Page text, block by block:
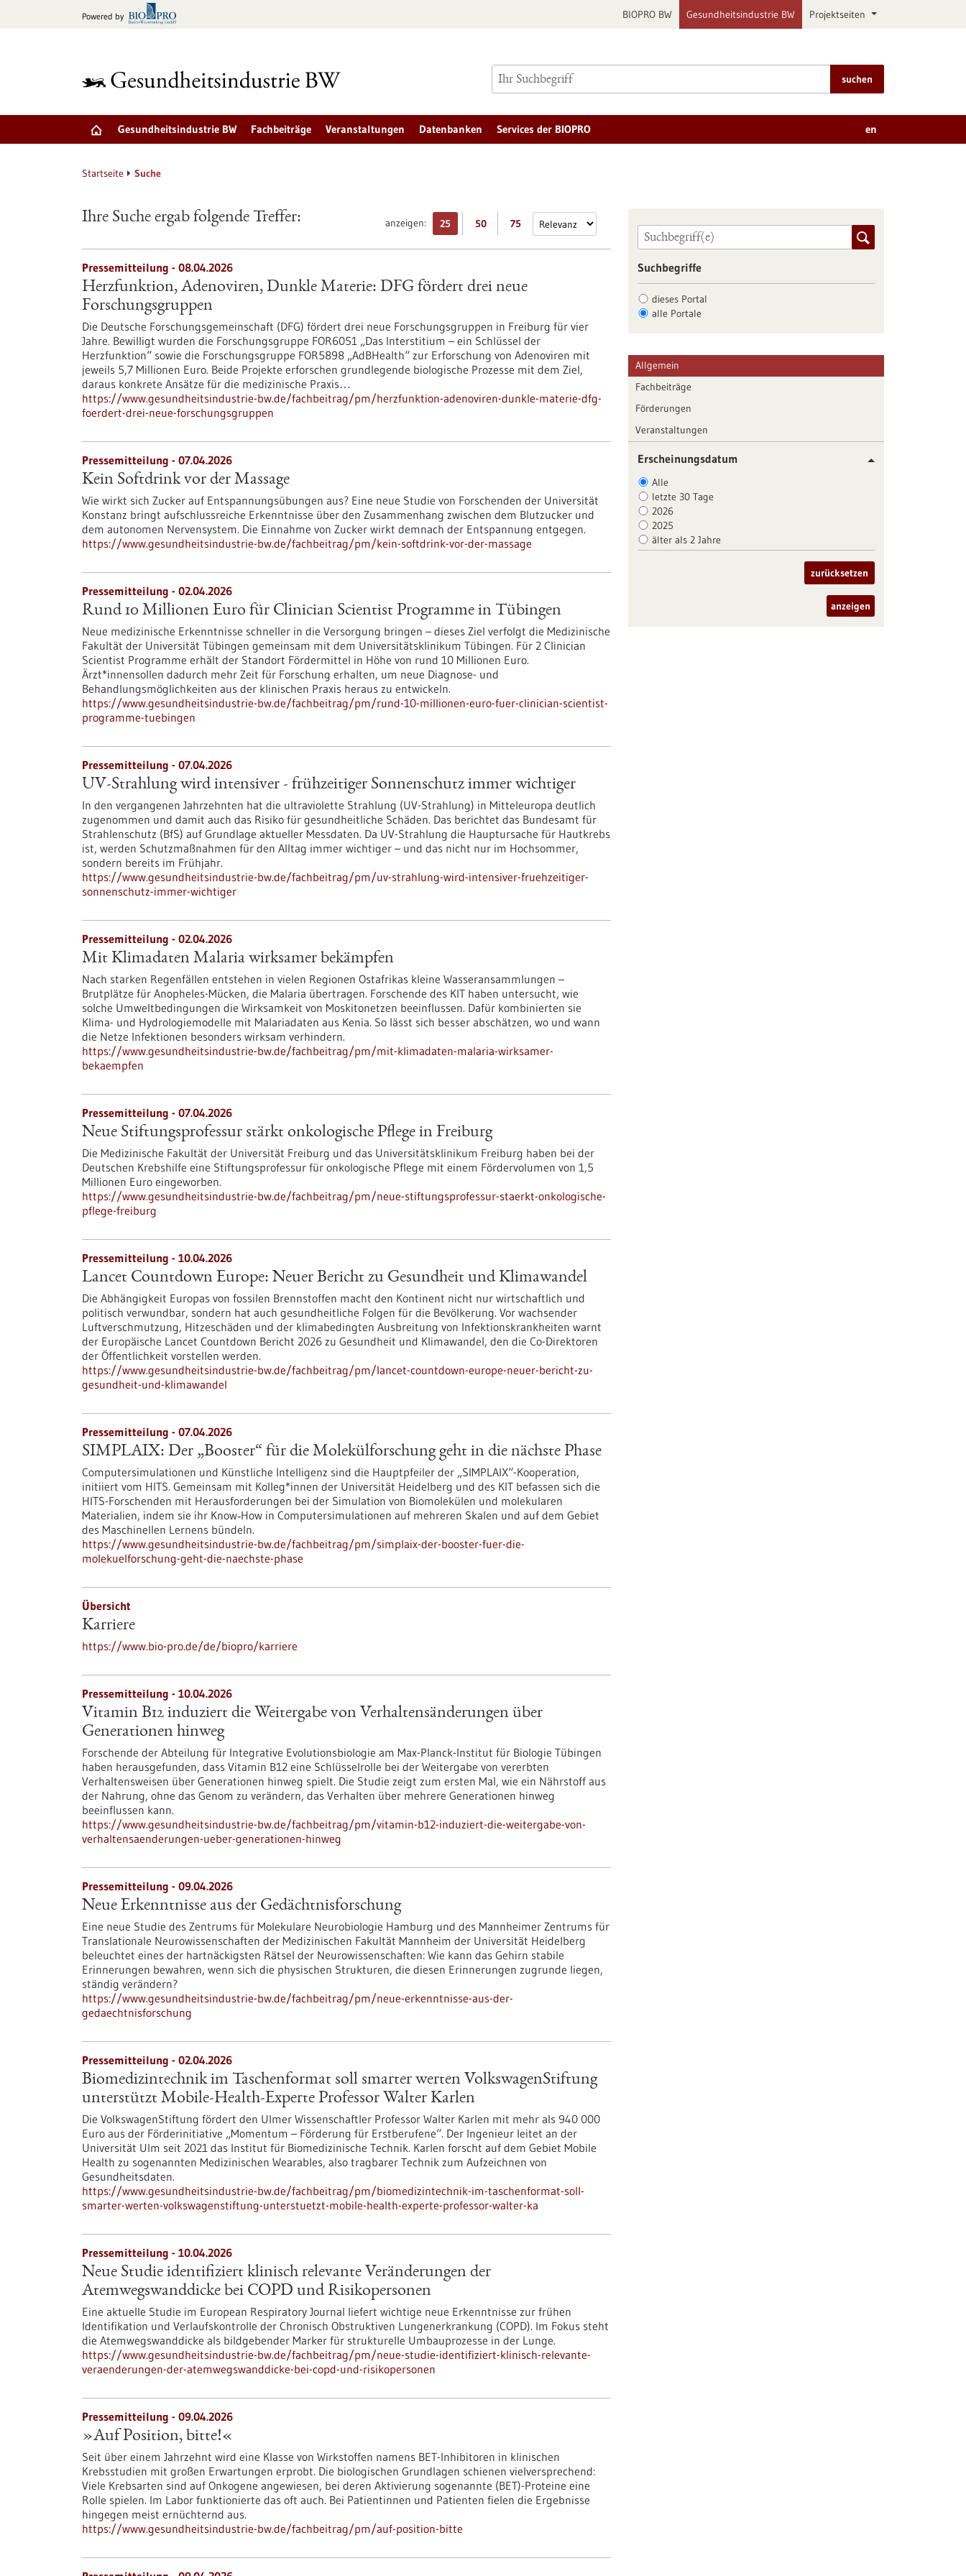
Powered by BIOPRO BW Gesundheitsindustrie BW Projektseiten
suchen
Gesundheitsindustrie BW Fachbeiträge Veranstaltungen Datenbanken Services der BIOPRO en
Startseite Suche
anzeigen: 25 50 75
Ihre Suche ergab folgende Treffer:
Pressemitteilung - 08.04.2026
Herzfunktion, Adenoviren, Dunkle Materie: DFG fördert drei neue
Forschungsgruppen
Die Deutsche Forschungsgemeinschaft (DFG) fördert drei neue Forschungsgruppen in Freiburg für vier
Jahre. Bewilligt wurden die Forschungsgruppe FOR6051 „Das Interstitium – ein Schlüssel der
Herzfunktion“ sowie die Forschungsgruppe FOR5898 „AdBHealth“ zur Erforschung von Adenoviren mit
jeweils 5,7 Millionen Euro. Beide Projekte erforschen grundlegende biologische Prozesse mit dem Ziel,
daraus konkrete Ansätze für die medizinische Praxis…
https://www.gesundheitsindustrie-bw.de/fachbeitrag/pm/herzfunktion-adenoviren-dunkle-materie-dfg-
foerdert-drei-neue-forschungsgruppen
Pressemitteilung - 07.04.2026
Kein Softdrink vor der Massage
Wie wirkt sich Zucker auf Entspannungsübungen aus? Eine neue Studie von Forschenden der Universität
Konstanz bringt aufschlussreiche Erkenntnisse über den Zusammenhang zwischen dem Blutzucker und
dem autonomen Nervensystem. Die Einnahme von Zucker wirkt demnach der Entspannung entgegen.
https://www.gesundheitsindustrie-bw.de/fachbeitrag/pm/kein-softdrink-vor-der-massage
Pressemitteilung - 02.04.2026
Rund 10 Millionen Euro für Clinician Scientist Programme in Tübingen
Neue medizinische Erkenntnisse schneller in die Versorgung bringen – dieses Ziel verfolgt die Medizinische
Fakultät der Universität Tübingen gemeinsam mit dem Universitätsklinikum Tübingen. Für 2 Clinician
Scientist Programme erhält der Standort Fördermittel in Höhe von rund 10 Millionen Euro.
Ärzt*innensollen dadurch mehr Zeit für Forschung erhalten, um neue Diagnose- und
Behandlungsmöglichkeiten aus der klinischen Praxis heraus zu entwickeln.
https://www.gesundheitsindustrie-bw.de/fachbeitrag/pm/rund-10-millionen-euro-fuer-clinician-scientist-
programme-tuebingen
Pressemitteilung - 07.04.2026
UV-Strahlung wird intensiver - frühzeitiger Sonnenschutz immer wichtiger
In den vergangenen Jahrzehnten hat die ultraviolette Strahlung (UV-Strahlung) in Mitteleuropa deutlich
zugenommen und damit auch das Risiko für gesundheitliche Schäden. Das berichtet das Bundesamt für
Strahlenschutz (BfS) auf Grundlage aktueller Messdaten. Da UV-Strahlung die Hauptursache für Hautkrebs
ist, werden Schutzmaßnahmen für den Alltag immer wichtiger – und das nicht nur im Hochsommer,
sondern bereits im Frühjahr.
https://www.gesundheitsindustrie-bw.de/fachbeitrag/pm/uv-strahlung-wird-intensiver-fruehzeitiger-
sonnenschutz-immer-wichtiger
Pressemitteilung - 02.04.2026
Mit Klimadaten Malaria wirksamer bekämpfen
Nach starken Regenfällen entstehen in vielen Regionen Ostafrikas kleine Wasseransammlungen –
Brutplätze für Anopheles-Mücken, die Malaria übertragen. Forschende des KIT haben untersucht, wie
solche Umweltbedingungen die Wirksamkeit von Moskitonetzen beeinflussen. Dafür kombinierten sie
Klima- und Hydrologiemodelle mit Malariadaten aus Kenia. So lässt sich besser abschätzen, wo und wann
die Netze Infektionen besonders wirksam verhindern.
https://www.gesundheitsindustrie-bw.de/fachbeitrag/pm/mit-klimadaten-malaria-wirksamer-
bekaempfen
Pressemitteilung - 07.04.2026
Neue Stiftungsprofessur stärkt onkologische Pflege in Freiburg
Die Medizinische Fakultät der Universität Freiburg und das Universitätsklinikum Freiburg haben bei der
Deutschen Krebshilfe eine Stiftungsprofessur für onkologische Pflege mit einem Fördervolumen von 1,5
Millionen Euro eingeworben.
https://www.gesundheitsindustrie-bw.de/fachbeitrag/pm/neue-stiftungsprofessur-staerkt-onkologische-
pflege-freiburg
Pressemitteilung - 10.04.2026
Lancet Countdown Europe: Neuer Bericht zu Gesundheit und Klimawandel
Die Abhängigkeit Europas von fossilen Brennstoffen macht den Kontinent nicht nur wirtschaftlich und
politisch verwundbar, sondern hat auch gesundheitliche Folgen für die Bevölkerung. Vor wachsender
Luftverschmutzung, Hitzeschäden und der klimabedingten Ausbreitung von Infektionskrankheiten warnt
der Europäische Lancet Countdown Bericht 2026 zu Gesundheit und Klimawandel, den die Co-Direktoren
der Öffentlichkeit vorstellen werden.
https://www.gesundheitsindustrie-bw.de/fachbeitrag/pm/lancet-countdown-europe-neuer-bericht-zu-
gesundheit-und-klimawandel
Pressemitteilung - 07.04.2026
SIMPLAIX: Der „Booster“ für die Molekülforschung geht in die nächste Phase
Computersimulationen und Künstliche Intelligenz sind die Hauptpfeiler der „SIMPLAIX“-Kooperation,
initiiert vom HITS. Gemeinsam mit Kolleg*innen der Universität Heidelberg und des KIT befassen sich die
HITS-Forschenden mit Herausforderungen bei der Simulation von Biomolekülen und molekularen
Materialien, indem sie ihr Know‑How in Computersimulationen auf mehreren Skalen und auf dem Gebiet
des Maschinellen Lernens bündeln.
https://www.gesundheitsindustrie-bw.de/fachbeitrag/pm/simplaix-der-booster-fuer-die-
molekuelforschung-geht-die-naechste-phase
Übersicht
Karriere
https://www.bio-pro.de/de/biopro/karriere
Pressemitteilung - 10.04.2026
Vitamin B12 induziert die Weitergabe von Verhaltensänderungen über
Generationen hinweg
Forschende der Abteilung für Integrative Evolutionsbiologie am Max-Planck-Institut für Biologie Tübingen
haben herausgefunden, dass Vitamin B12 eine Schlüsselrolle bei der Weitergabe von vererbten
Verhaltensweisen über Generationen hinweg spielt. Die Studie zeigt zum ersten Mal, wie ein Nährstoff aus
der Nahrung, ohne das Genom zu verändern, das Verhalten über mehrere Generationen hinweg
beeinflussen kann.
https://www.gesundheitsindustrie-bw.de/fachbeitrag/pm/vitamin-b12-induziert-die-weitergabe-von-
verhaltensaenderungen-ueber-generationen-hinweg
Pressemitteilung - 09.04.2026
Neue Erkenntnisse aus der Gedächtnisforschung
Eine neue Studie des Zentrums für Molekulare Neurobiologie Hamburg und des Mannheimer Zentrums für
Translationale Neurowissenschaften der Medizinischen Fakultät Mannheim der Universität Heidelberg
beleuchtet eines der hartnäckigsten Rätsel der Neurowissenschaften: Wie kann das Gehirn stabile
Erinnerungen bewahren, wenn sich die physischen Strukturen, die diesen Erinnerungen zugrunde liegen,
ständig verändern?
https://www.gesundheitsindustrie-bw.de/fachbeitrag/pm/neue-erkenntnisse-aus-der-
gedaechtnisforschung
Pressemitteilung - 02.04.2026
Biomedizintechnik im Taschenformat soll smarter werten VolkswagenStiftung
unterstützt Mobile-Health-Experte Professor Walter Karlen
Die VolkswagenStiftung fördert den Ulmer Wissenschaftler Professor Walter Karlen mit mehr als 940 000
Euro aus der Förderinitiative „Momentum – Förderung für Erstberufene“. Der Ingenieur leitet an der
Universität Ulm seit 2021 das Institut für Biomedizinische Technik. Karlen forscht auf dem Gebiet Mobile
Health zu sogenannten Medizinischen Wearables, also tragbarer Technik zum Aufzeichnen von
Gesundheitsdaten.
https://www.gesundheitsindustrie-bw.de/fachbeitrag/pm/biomedizintechnik-im-taschenformat-soll-
smarter-werten-volkswagenstiftung-unterstuetzt-mobile-health-experte-professor-walter-ka
Pressemitteilung - 10.04.2026
Neue Studie identifiziert klinisch relevante Veränderungen der
Atemwegswanddicke bei COPD und Risikopersonen
Eine aktuelle Studie im European Respiratory Journal liefert wichtige neue Erkenntnisse zur frühen
Identifikation und Verlaufskontrolle der Chronisch Obstruktiven Lungenerkrankung (COPD). Im Fokus steht
die Atemwegswanddicke als bildgebender Marker für strukturelle Umbauprozesse in der Lunge.
https://www.gesundheitsindustrie-bw.de/fachbeitrag/pm/neue-studie-identifiziert-klinisch-relevante-
veraenderungen-der-atemwegswanddicke-bei-copd-und-risikopersonen
Pressemitteilung - 09.04.2026
»Auf Position, bitte!«
Seit über einem Jahrzehnt wird eine Klasse von Wirkstoffen namens BET-Inhibitoren in klinischen
Krebsstudien mit großen Erwartungen erprobt. Die biologischen Grundlagen schienen vielversprechend:
Viele Krebsarten sind auf Onkogene angewiesen, bei deren Aktivierung sogenannte (BET)-Proteine eine
Rolle spielen. Im Labor funktionierte das oft auch. Bei Patientinnen und Patienten fielen die Ergebnisse
hingegen meist ernüchternd aus.
https://www.gesundheitsindustrie-bw.de/fachbeitrag/pm/auf-position-bitte
Suchbegriffe
dieses Portal
alle Portale
Allgemein
Fachbeiträge
Förderungen
Veranstaltungen
Erscheinungsdatum
Alle
letzte 30 Tage
2026
2025
älter als 2 Jahre
zurücksetzen
anzeigen